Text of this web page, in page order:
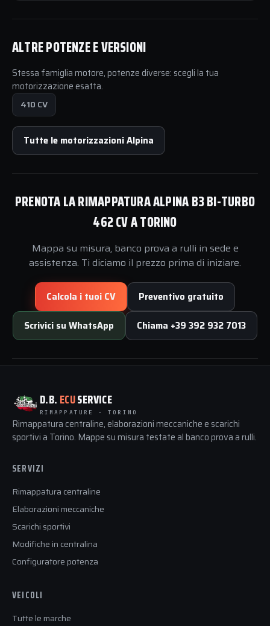
ALTRE POTENZE E VERSIONI
Stessa famiglia motore, potenze diverse: scegli la tua
motorizzazione esatta.
410 CV
Tutte le motorizzazioni Alpina
PRENOTA LA RIMAPPATURA ALPINA B3 BI-TURBO
462 CV A TORINO
Mappa su misura, banco prova a rulli in sede e
assistenza. Ti diciamo il prezzo prima di iniziare.
Calcola i tuoi CV Preventivo gratuito
Scrivici su WhatsApp Chiama +39 392 932 7013
D.B. ECUSERVICE
RIMAPPATURE · TORINO
Rimappatura centraline, elaborazioni meccaniche e scarichi
sportivi a Torino. Mappe su misura testate al banco prova a rulli.
SERVIZI
Rimappatura centraline
Elaborazioni meccaniche
Scarichi sportivi
Modifiche in centralina
Configuratore potenza
VEICOLI
Tutte le marche